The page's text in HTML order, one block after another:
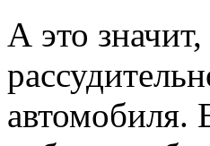
А это
автомобиля.